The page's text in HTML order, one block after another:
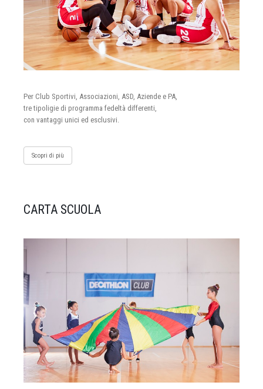
Per Club Sportivi, Associazioni, ASD, Aziende e PA,
tre tipoligie di programma fedeltà differenti,
con vantaggi unici ed esclusivi.
Scopri di più
CARTA SCUOLA